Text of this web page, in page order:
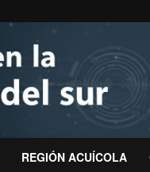
REGIÓN ACUÍCOLA